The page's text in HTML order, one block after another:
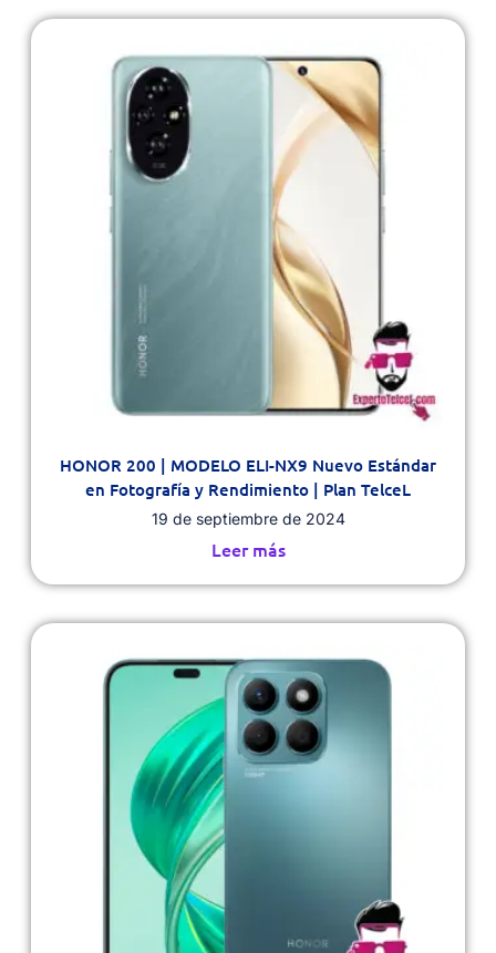
HONOR 200 | MODELO ELI-NX9 Nuevo Estándar
en Fotografía y Rendimiento | Plan TelceL
19 de septiembre de 2024
Leer más